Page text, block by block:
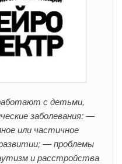
с детьми,
заболевания: —
или частичное
— проблемы
и расстройства